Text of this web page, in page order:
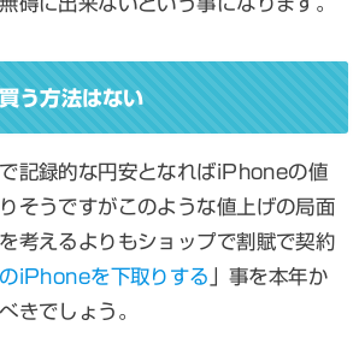
う方法はない
記録的な円安となればiPhoneの値
そうですがこのような値上げの局面
考えるよりもショップで割賦で契約
iPhoneを下取りする 」事を本年か
きでしょう。